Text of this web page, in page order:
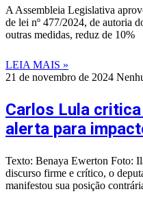
A Assembleia Legislativa
de lei nº 477/2024, de autoria
outras medidas, reduz de 10%
LEIA MAIS »
21 de novembro de 2024
Carlos Lula
alerta para
Texto: Benaya Ewerton Foto:
discurso firme e crítico, o
manifestou sua posição